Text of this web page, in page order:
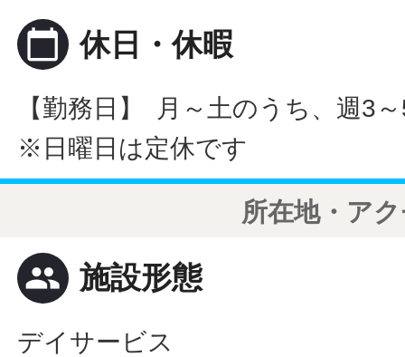
calendar_today 休日・休暇
【勤務日】 月～土のうち、週3
※日曜日は定休です
所在地・ア
people 施設形態
デイサービス